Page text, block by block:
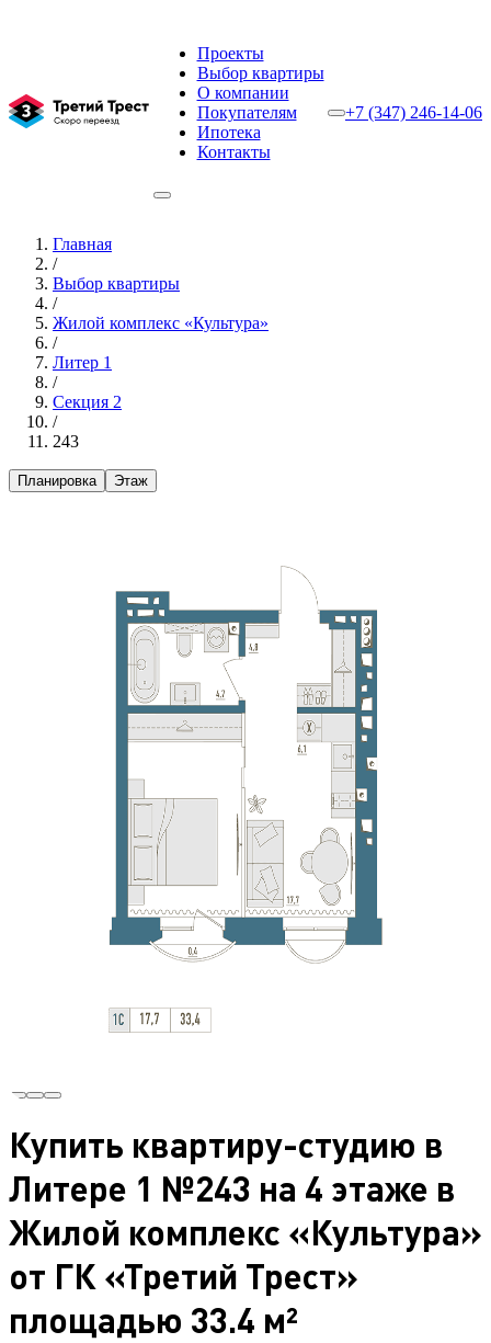
Проекты
Выбор квартиры
О компании
Покупателям
Ипотека
Контакты
+7 (347) 246-14-06
Главная
/
Выбор квартиры
/
Жилой комплекс «Культура»
/
Литер 1
/
Секция 2
/
243
Планировка Этаж
Купить квартиру-студию в
Литере 1 №243 на 4 этаже в
Жилой комплекс «Культура»
от ГК «Третий Трест»
площадью 33.4 м²